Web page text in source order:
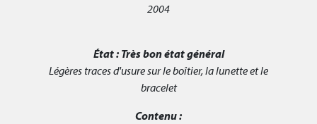
2004
État : Très bon état général
Légères traces d'usure sur le boîtier, la lunette et le
bracelet
Contenu :